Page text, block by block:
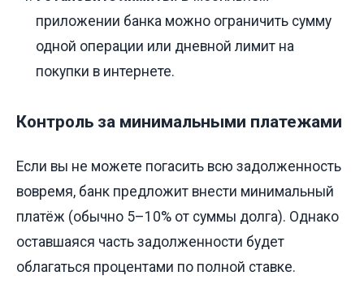
приложении банка можно ограничить сумму
одной операции или дневной лимит на
покупки в интернете.
Контроль за минимальными платежами
Если вы не можете погасить всю задолженность
вовремя, банк предложит внести минимальный
платёж (обычно 5–10% от суммы долга). Однако
оставшаяся часть задолженности будет
облагаться процентами по полной ставке.